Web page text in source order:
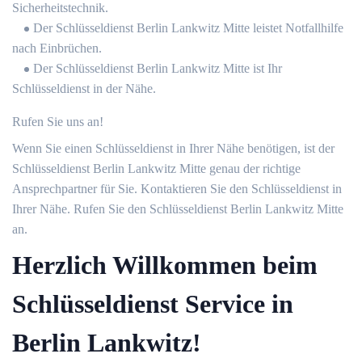
Sicherheitstechnik.
Der Schlüsseldienst Berlin Lankwitz Mitte leistet Notfallhilfe
nach Einbrüchen.
Der Schlüsseldienst Berlin Lankwitz Mitte ist Ihr
Schlüsseldienst in der Nähe.
Rufen Sie uns an!
Wenn Sie einen Schlüsseldienst in Ihrer Nähe benötigen, ist der
Schlüsseldienst Berlin Lankwitz Mitte genau der richtige
Ansprechpartner für Sie. Kontaktieren Sie den Schlüsseldienst in
Ihrer Nähe. Rufen Sie den Schlüsseldienst Berlin Lankwitz Mitte
an.
Herzlich Willkommen beim
Schlüsseldienst Service in
Berlin Lankwitz!